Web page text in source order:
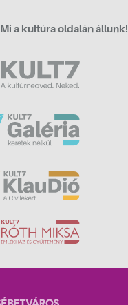
Mi a kultúra oldalán állunk!